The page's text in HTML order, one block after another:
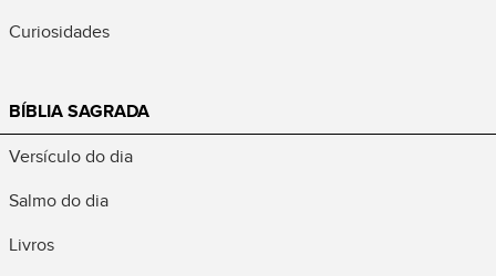
Curiosidades
BÍBLIA SAGRADA
Versículo do dia
Salmo do dia
Livros